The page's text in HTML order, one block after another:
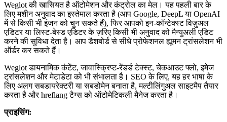
Weglot की खासियत है ऑटोमेशन और कंट्रोल का मेल। यह पहली बार के
लिए मशीन अनुवाद का इस्तेमाल करता है (आप Google, DeepL या OpenAI
में से किसी भी इंजन को चुन सकते हैं), फिर आपको इन-कॉन्टेक्स्ट विज़ुअल
एडिटर या लिस्ट-बेस्ड एडिटर के ज़रिए किसी भी अनुवाद को मैन्युअली एडिट
करने की सुविधा देता है। आप डैशबोर्ड से सीधे प्रोफेशनल ह्यूमन ट्रांसलेशन भी
ऑर्डर कर सकते हैं।
Weglot डायनामिक कंटेंट, जावास्क्रिप्ट-रेंडर्ड टेक्स्ट, चेकआउट फ्लो, इमेज
ट्रांसलेशन और मेटाडेटा को भी संभालता है। SEO के लिए, यह हर भाषा के
लिए अलग सबडायरेक्टरी या सबडोमेन बनाता है, मल्टीलिंगुअल साइटमैप तैयार
करता है और hreflang टैग्स को ऑटोमेटिकली मैनेज करता है।
प्राइसिंग: